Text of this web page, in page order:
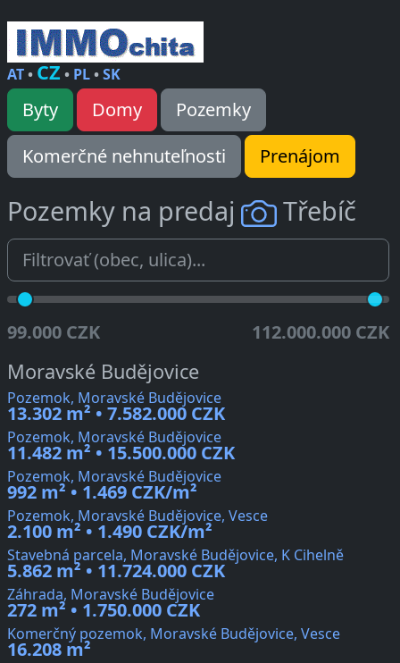
AT• CZ • PL•SK
Byty Domy
Pozemky
Komerčné nehnuteľnosti
Prenájom
Pozemky na predaj Třebíč
99.000 CZK 112.000.000 CZK
Moravské Budějovice
Pozemok, Moravské Budějovice
13.302 m² • 7.582.000 CZK
Pozemok, Moravské Budějovice
11.482 m² • 15.500.000 CZK
Pozemok, Moravské Budějovice
992 m² • 1.469 CZK/m²
Pozemok, Moravské Budějovice, Vesce
2.100 m² • 1.490 CZK/m²
Stavebná parcela, Moravské Budějovice, K Cihelně
5.862 m² • 11.724.000 CZK
Záhrada, Moravské Budějovice
272 m² • 1.750.000 CZK
Komerčný pozemok, Moravské Budějovice, Vesce
16.208 m²